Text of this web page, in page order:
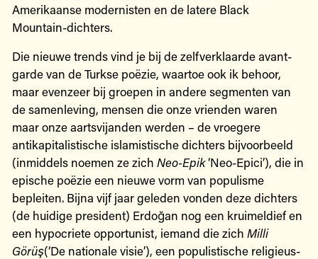
Amerikaanse modernisten en de latere Black
Mountain-dichters.
Die nieuwe trends vind je bij de zelfverklaarde avant-
garde van de Turkse poëzie, waartoe ook ik behoor,
maar evenzeer bij groepen in andere segmenten van
de samenleving, mensen die onze vrienden waren
maar onze aartsvijanden werden – de vroegere
antikapitalistische islamistische dichters bijvoorbeeld
(inmiddels noemen ze zich Neo-Epik‘Neo-Epici’), die in
epische poëzie een nieuwe vorm van populisme
bepleiten. Bijna vijf jaar geleden vonden deze dichters
(de huidige president) Erdoğan nog een kruimeldief en
een hypocriete opportunist, iemand die zich Milli
Görüş(‘De nationale visie’), een populistische religieus-